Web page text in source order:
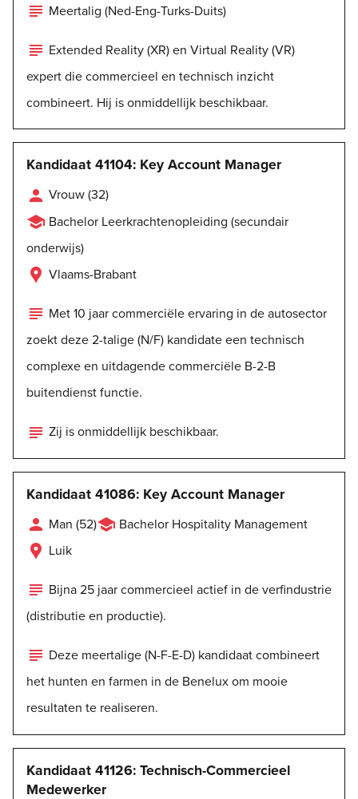
 Meertalig (Ned-Eng-Turks-Duits)
 Extended Reality (XR) en Virtual Reality (VR)
expert die commercieel en technisch inzicht
combineert. Hij is onmiddellijk beschikbaar.
Kandidaat 41104: Key Account Manager
 Vrouw (32)
 Bachelor Leerkrachtenopleiding (secundair
onderwijs)
 Vlaams-Brabant
 Met 10 jaar commerciële ervaring in de autosector
zoekt deze 2-talige (N/F) kandidate een technisch
complexe en uitdagende commerciële B-2-B
buitendienst functie.
 Zij is onmiddellijk beschikbaar.
Kandidaat 41086: Key Account Manager
 Man (52) Bachelor Hospitality Management
 Luik
 Bijna 25 jaar commercieel actief in de verfindustrie
(distributie en productie).
 Deze meertalige (N-F-E-D) kandidaat combineert
het hunten en farmen in de Benelux om mooie
resultaten te realiseren.
Kandidaat 41126: Technisch-Commercieel
Medewerker